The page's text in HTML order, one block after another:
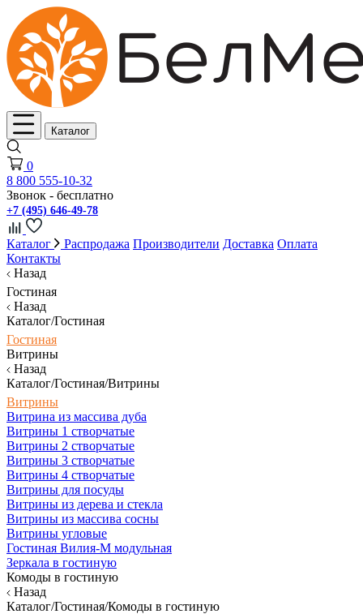
Каталог
0
8 800 555-10-32
Звонок - бесплатно
+7 (495) 646-49-78
Каталог Распродажа Производители Доставка Оплата
Контакты
Назад
Гостиная
Назад
Каталог/Гостиная
Гостиная
Витрины
Назад
Каталог/Гостиная/Витрины
Витрины
Витрина из массива дуба
Витрины 1 створчатые
Витрины 2 створчатые
Витрины 3 створчатые
Витрины 4 створчатые
Витрины для посуды
Витрины из дерева и стекла
Витрины из массива сосны
Витрины угловые
Гостиная Вилия-М модульная
Зеркала в гостиную
Комоды в гостиную
Назад
Каталог/Гостиная/Комоды в гостиную